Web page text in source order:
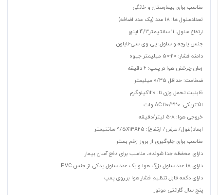
مناسب برای بیمارستان و خانگی
تعدادسلول ها: 18 عدد (یک عدد اضافه)
ارتفاع سلول: 11 سانتیمتر4/3 اینچ
جنس پارچه و سلول: پی وی سی-نایلون
دامنه فشار: 110-50 میلیمتر جیوه
زمان چرخش هوا در پمپ: 6 دقیقه
ضخامت: حداقل 0/35 میلیمتر
قابلیت تحمل وزن تا: 120کیلوگرم
الکتریکی: AC 110/220 ولت
خروجی هوا: 8-5 لیتر/دقیقه
ابعاد(طول/ عرض/ ارتفاع): 9/5X13X25 سانتیمتر
مناسب برای جلوگیری از بروز زخم بستر
دارای محفظه جدا شونده، مناسب برای دفع آسان بیمار
دارای 18 عدد سلول بزرگ هوا و یک عدد سلول یدکی از جنس PVC
دارای دکمه قابل تنظیم فشار هوا بر روی پمپ
پنج سال گارانتی موتور